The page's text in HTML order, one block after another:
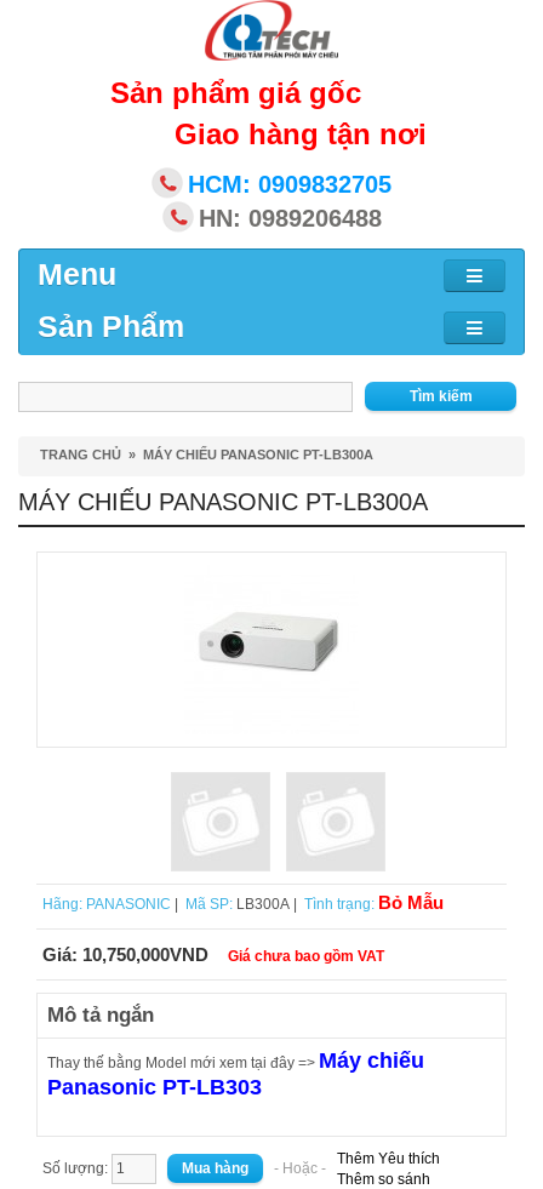
Sản phẩm giá gốc
Giao hàng tận nơi
HCM: 0909832705
HN: 0989206488
Menu
Sản Phẩm
Tìm kiếm
TRANG CHỦ » MÁY CHIẾU PANASONIC PT-LB300A
MÁY CHIẾU PANASONIC PT-LB300A
Hãng: PANASONIC Mã SP: LB300A | Tình trạng: Bỏ Mẫu
Giá: 10,750,000VND Giá chưa bao gồm VAT
Mô tả ngắn
Thay thế bằng Model mới xem tại đây => Máy chiếu
Panasonic PT-LB303
Số lượng: - Hoặc -
Thêm Yêu thích
Thêm so sánh